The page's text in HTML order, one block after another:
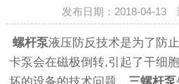
发布日期：2018-04-13
螺杆泵液压防反技术是为了防
卡泵会在磁极倒转,引起了干细